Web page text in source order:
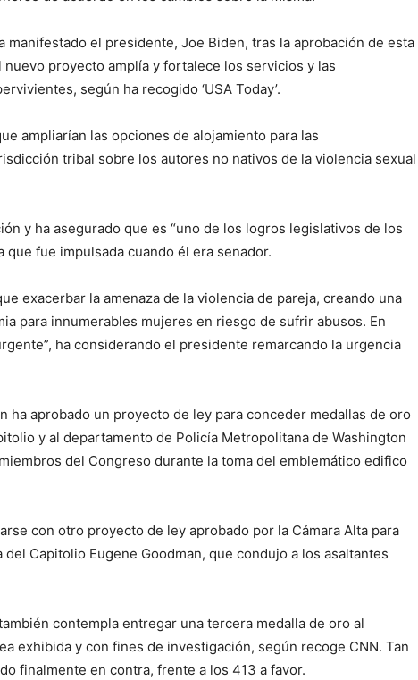
manifestado el presidente, Joe Biden, tras la aprobación de esta
nuevo proyecto amplía y fortalece los servicios y las
según ha recogido ‘USA Today’.
ampliarían las opciones de alojamiento para las
tribal sobre los autores no nativos de la violencia sexual
y ha asegurado que es “uno de los logros legislativos de los
que fue impulsada cuando él era senador.
exacerbar la amenaza de la violencia de pareja, creando una
para innumerables mujeres en riesgo de sufrir abusos. En
ha considerando el presidente remarcando la urgencia
ha aprobado un proyecto de ley para conceder medallas de oro
y al departamento de Policía Metropolitana de Washington
del Congreso durante la toma del emblemático edifico
con otro proyecto de ley aprobado por la Cámara Alta para
Capitolio Eugene Goodman, que condujo a los asaltantes
contempla entregar una tercera medalla de oro al
exhibida y con fines de investigación, según recoge CNN. Tan
finalmente en contra, frente a los 413 a favor.